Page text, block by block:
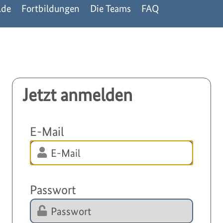
Fortbildungen Die Teams FAQ
Jetzt anmelden
E-Mail
Passwort